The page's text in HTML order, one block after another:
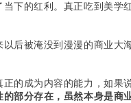
下的红利。 真正吃到美学
以后被淹没到漫漫的商业
正的成为内容的能力，如
部分存在，虽然本身是商